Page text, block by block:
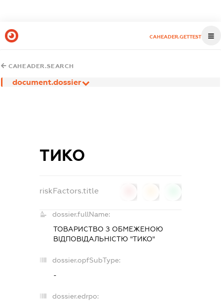
CAHEADER.GETTEST
CAHEADER.SEARCH
document.dossier
ТИКО
riskFactors.title
dossier.fullName:
ТОВАРИСТВО З ОБМЕЖЕНОЮ
ВІДПОВІДАЛЬНІСТЮ "ТИКО"
dossier.opfSubType:
-
dossier.edrpo: